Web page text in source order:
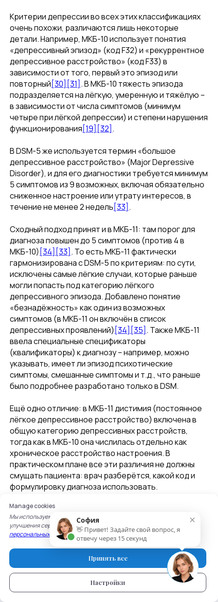
Критерии депрессии во всех этих классификациях
очень похожи, различаются лишь некоторые
детали. Например, МКБ-10 использует понятия
«депрессивный эпизод» (код F32) и «рекуррентное
депрессивное расстройство» (код F33) в
зависимости от того, первый это эпизод или
повторный[30] [31] . В МКБ-10 тяжесть эпизода
подразделяется на лёгкую, умеренную и тяжёлую –
в зависимости от числа симптомов (минимум
четыре при лёгкой депрессии) и степени нарушения
функционирования[19] [32] .
В DSM-5 же используется термин «большое
депрессивное расстройство» (Major Depressive
Disorder), и для его диагностики требуется минимум
5 симптомов из 9 возможных, включая обязательно
сниженное настроение или утрату интересов, в
течение не менее 2 недель[33] .
Сходный подход принят и в МКБ-11: там порог для
диагноза повышен до 5 симптомов (против 4 в
МКБ-10) [34] [33] . То есть МКБ-11 фактически
гармонизирована с DSM-5 по критериям: по сути,
исключены самые лёгкие случаи, которые раньше
могли попасть под категорию лёгкого
депрессивного эпизода. Добавлено понятие
«безнадёжность» как один из возможных
симптомов (в МКБ-11 он включён в список
депрессивных проявлений) [34] [35] . Также МКБ-11
ввела специальные спецификаторы
(квалификаторы) к диагнозу – например, можно
указывать, имеет ли эпизод психотические
симптомы, смешанные симптомы и т.д., что раньше
было подробнее разработано только в DSM.
Ещё одно отличие: в МКБ-11 дистимия (постоянное
лёгкое депрессивное расстройство) включена в
общую категорию депрессивных расстройств,
тогда как в МКБ-10 она числилась отдельно как
хроническое расстройство настроения. В
практическом плане все эти различия не должны
смущать пациента: врач разберётся, какой код и
формулировку диагноза использовать.
В России на данный момент официально
применяется МКБ-10, поэтому именно по ней
психиатры выставляют диагноз и шифр (код F32 или
F33 с указанием тяжести) в медицинской
документации. МКБ-11 в нашей стране планируется к
постепенному внедрению в ближайшие годы, но на
2025 год официальная отчетность и
диагностические критерии ещё основаны на
Manage cookies
Мы используем cookie для работы сайта, записи на услуги и
улучшения сервисов. Подробнее — вПолитике обработки
персональных данныхи Политике использования cookie.
Принять все
Настройки
×
София
👋 Привет! Задайте свой вопрос, я
отвечу через 15 секунд